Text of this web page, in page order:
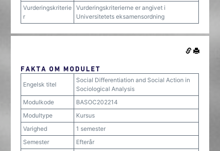
Vurderingskriterie
r
Vurderingskriterierne er angivet i
Universitetets eksamensordning
FAKTA OM MODULET
Engelsk titel
Social Differentiation and Social Action in
Sociological Analysis
Modulkode
BASOC202214
Modultype
Kursus
Varighed
1 semester
Semester
Efterår